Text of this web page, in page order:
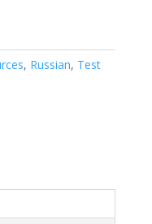
, Russian, Test